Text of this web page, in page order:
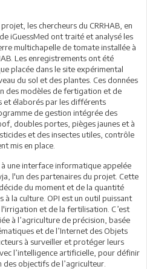
les chercheurs du CRRHAB, en
iGuessMed ont traité et analysé les
multichapelle de tomate installée à
Les enregistrements ont été
placée dans le site expérimental
du sol et des plantes. Ces données
des modèles de fertigation et de
et élaborés par les différents
de gestion intégrée des
doubles portes, pièges jaunes et à
et des insectes utiles, contrôle
mis en place.
une interface informatique appelée
l'un des partenaires du projet. Cette
du moment et de la quantité
à la culture. OPI est un outil puissant
et de la fertilisation. C’est
à l’agriculture de précision, basée
et de l’Internet des Objets
à surveiller et protéger leurs
l’intelligence artificielle, pour définir
objectifs de l’agriculteur.